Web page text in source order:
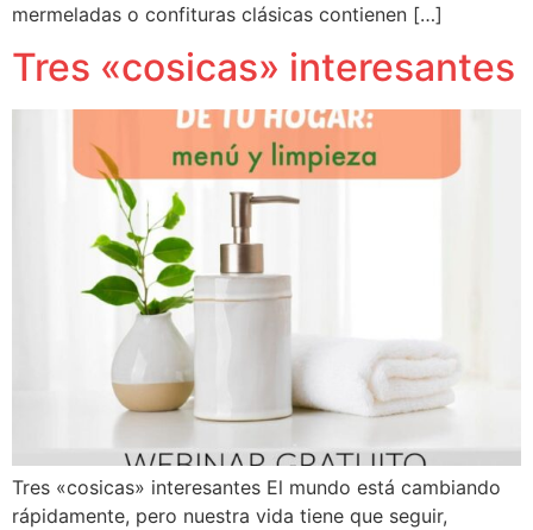
mermeladas o confituras clásicas contienen […]
Tres «cosicas» interesantes
Tres «cosicas» interesantes El mundo está cambiando
rápidamente, pero nuestra vida tiene que seguir,